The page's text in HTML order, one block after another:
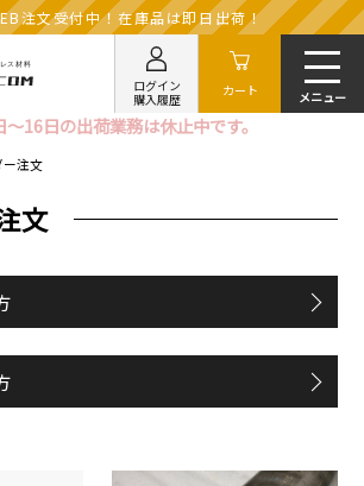
16日の出荷業務は休止中です。
注文受付中！在庫品は即日出荷！
ログイン
購入履歴
カート
ー注文
文